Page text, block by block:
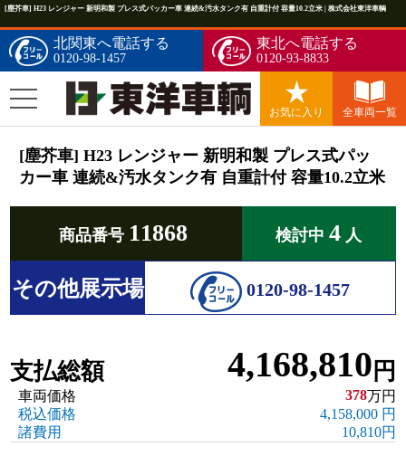
[塵芥車] H23 レンジャー 新明和製 プレス式パッカー車 連続&汚水タンク有 自重計付 容量10.2立米 | 株式会社東洋車輌
北関東へ電話する
0120-98-1457
東北へ電話する
0120-93-8833
お気に入り 全車両一覧
[塵芥車] H23 レンジャー 新明和製 プレス式パッ
カー車 連続&汚水タンク有 自重計付 容量10.2立米
商品番号 11868 検討中 4 人
その他展示場 0120-98-1457
支払総額 4,168,810 円
車両価格 378万円
税込価格
4,158,000 円
諸費用
10,810円